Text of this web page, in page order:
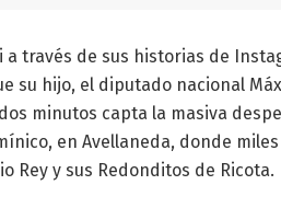
través de sus historias de
su hijo, el diputado nacional
minutos capta la masiva
en Avellaneda, donde
Rey y sus Redonditos de Ricota.